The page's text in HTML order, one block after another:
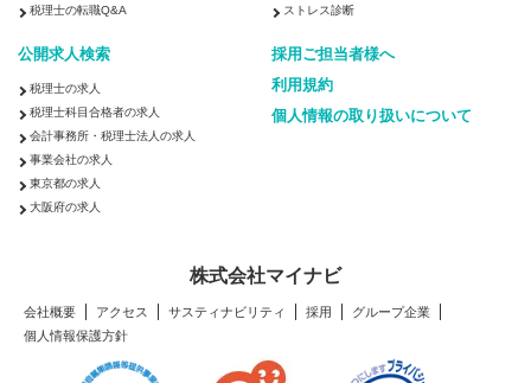
税理士の転職Q&A
ストレス診断
公開求人検索
税理士の求人
税理士科目合格者の求人
会計事務所・税理士法人の求人
事業会社の求人
東京都の求人
大阪府の求人
採用ご担当者様へ
利用規約
個人情報の取り扱いについて
株式会社マイナビ
会社概要 アクセス サスティナビリティ 採用
グループ企業
個人情報保護方針